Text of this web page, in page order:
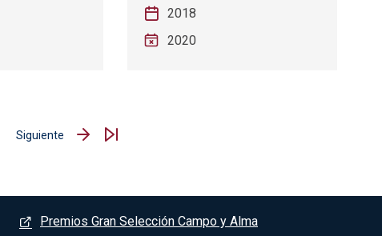
2018
2020
Siguiente
Siguiente página
Premios Gran Selección Campo y Alma